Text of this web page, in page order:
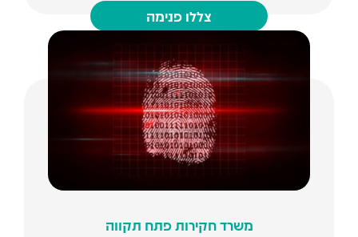
צללו פנימה
משרד חקירות פתח תקווה